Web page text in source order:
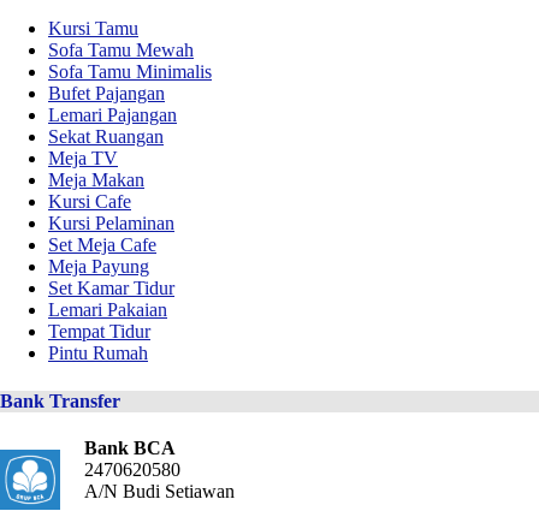
Kursi Tamu
Sofa Tamu Mewah
Sofa Tamu Minimalis
Bufet Pajangan
Lemari Pajangan
Sekat Ruangan
Meja TV
Meja Makan
Kursi Cafe
Kursi Pelaminan
Set Meja Cafe
Meja Payung
Set Kamar Tidur
Lemari Pakaian
Tempat Tidur
Pintu Rumah
Bank Transfer
Bank BCA
2470620580
A/N Budi Setiawan